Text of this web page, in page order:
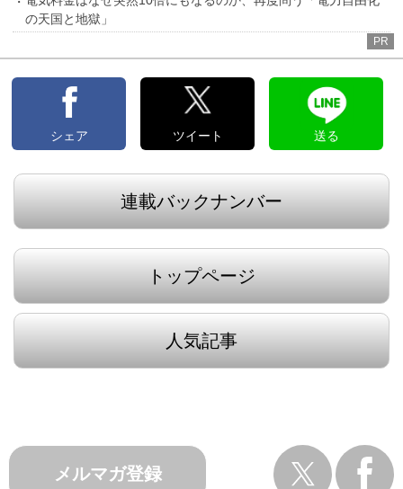
の天国と地獄」
PR
シェア ツイート 送る
連載バックナンバー
トップページ
人気記事
メルマガ登録